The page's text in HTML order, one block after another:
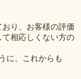
り、お客様の評価
相応しくない方の
に、これからも